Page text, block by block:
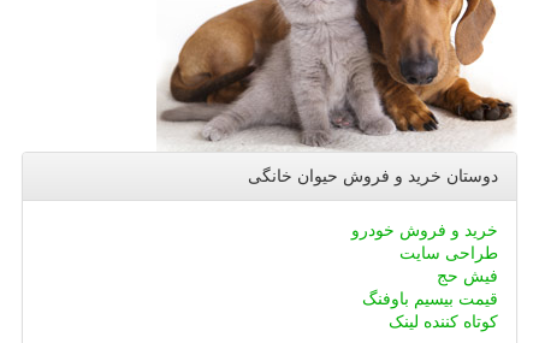
دوستان خرید و فروش حیوان خانگی
خرید و فروش خودرو
طراحی سایت
فیش حج
قیمت بیسیم باوفنگ
کوتاه کننده لینک